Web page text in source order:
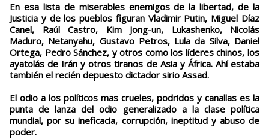
En esa lista de miserables enemigos de la libertad, de la
Justicia y de los pueblos figuran Vladimir Putin, Miguel Díaz
Canel, Raúl Castro, Kim Jong-un, Lukashenko, Nicolás
Maduro, Netanyahu, Gustavo Petros, Lula da Silva, Daniel
Ortega, Pedro Sánchez, y otros como los líderes chinos, los
ayatolás de Irán y otros tiranos de Asia y África. Ahí estaba
también el recién depuesto dictador sirio Assad.
El odio a los políticos mas crueles, podridos y canallas es la
punta de lanza del odio generalizado a la clase política
mundial, por su ineficacia, corrupción, ineptitud y abuso de
poder.